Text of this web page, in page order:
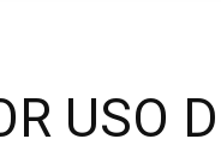
USO